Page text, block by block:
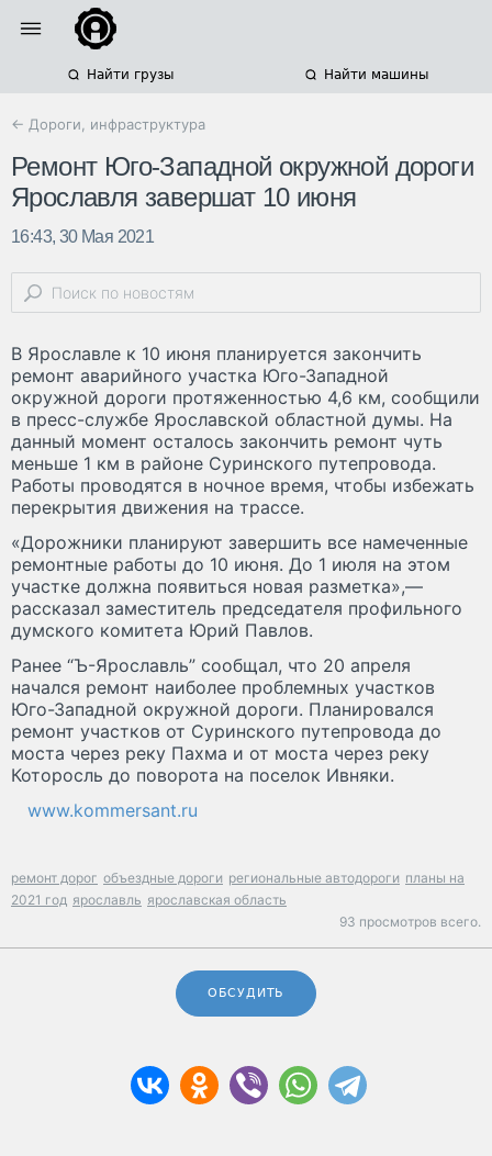
Найти грузы Найти машины
← Дороги, инфраструктура
Ремонт Юго-Западной окружной дороги
Ярославля завершат 10 июня
16:43, 30 Мая 2021
В Ярославле к 10 июня планируется закончить
ремонт аварийного участка Юго-Западной
окружной дороги протяженностью 4,6 км, сообщили
в пресс-службе Ярославской областной думы. На
данный момент осталось закончить ремонт чуть
меньше 1 км в районе Суринского путепровода.
Работы проводятся в ночное время, чтобы избежать
перекрытия движения на трассе.
«Дорожники планируют завершить все намеченные
ремонтные работы до 10 июня. До 1 июля на этом
участке должна появиться новая разметка»,—
рассказал заместитель председателя профильного
думского комитета Юрий Павлов.
Ранее “Ъ-Ярославль” сообщал, что 20 апреля
начался ремонт наиболее проблемных участков
Юго-Западной окружной дороги. Планировался
ремонт участков от Суринского путепровода до
моста через реку Пахма и от моста через реку
Которосль до поворота на поселок Ивняки.
www.kommersant.ru
ремонт дорог объездные дороги региональные автодороги планы на
2021 год ярославль ярославская область
93 просмотров всего.
ОБСУДИТЬ